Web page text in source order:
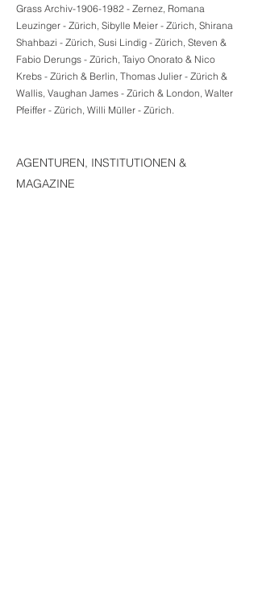
Grass Archiv-1906-1982 - Zernez, Romana
Leuzinger - Zürich, Sibylle Meier - Zürich, Shirana
Shahbazi - Zürich, Susi Lindig - Zürich, Steven &
Fabio Derungs - Zürich, Taiyo Onorato & Nico
Krebs - Zürich & Berlin, Thomas Julier - Zürich &
Wallis, Vaughan James - Zürich & London, Walter
Pfeiffer - Zürich, Willi Müller - Zürich.
AGENTUREN, INSTITUTIONEN &
MAGAZINE